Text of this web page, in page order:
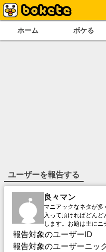
ホーム ボケる
ユーザーを報告する
良々マン
マニアックなネタが
入って頂ければどん
します。お題は主にニ
報告対象のユーザーID
報告対象のユーザーニッ